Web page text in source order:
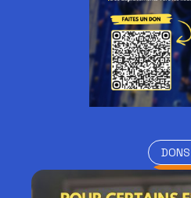
DONS
DONS